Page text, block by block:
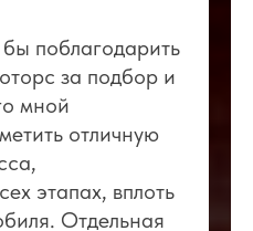
поблагодарить
за подбор и
мной
отличную
этапах, вплоть
Отдельная